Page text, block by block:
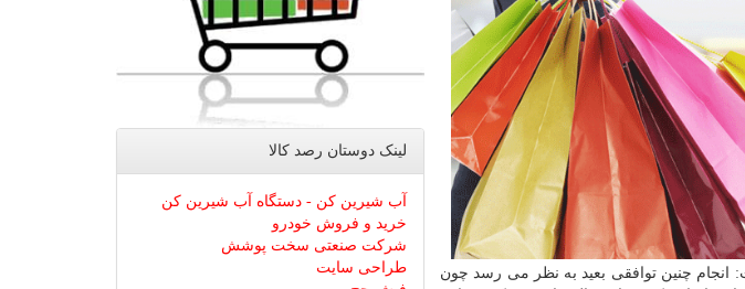
انجام چنین توافقی بعید به نظر می رسد چون
لینک دوستان رصد كالا
آب شیرین کن - دستگاه آب شیرین کن
خرید و فروش خودرو
شرکت صنعتی سخت پوشش
طراحی سایت